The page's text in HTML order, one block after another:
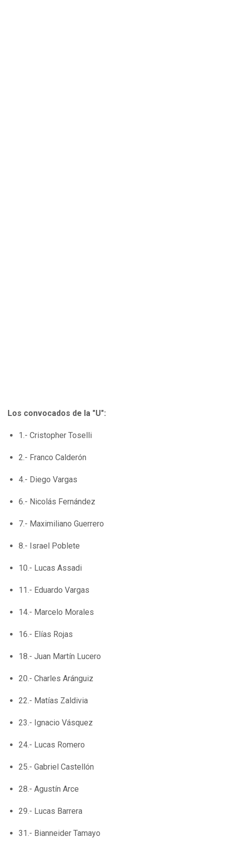
Los convocados de la "U":
1.- Cristopher Toselli
2.- Franco Calderón
4.- Diego Vargas
6.- Nicolás Fernández
7.- Maximiliano Guerrero
8.- Israel Poblete
10.- Lucas Assadi
11.- Eduardo Vargas
14.- Marcelo Morales
16.- Elías Rojas
18.- Juan Martín Lucero
20.- Charles Aránguiz
22.- Matías Zaldivia
23.- Ignacio Vásquez
24.- Lucas Romero
25.- Gabriel Castellón
28.- Agustín Arce
29.- Lucas Barrera
31.- Bianneider Tamayo